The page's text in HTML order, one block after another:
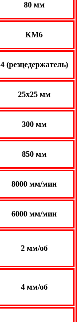
80 мм
КМ6
4 (резцедержатель)
25х25 мм
300 мм
850 мм
8000 мм/мин
6000 мм/мин
2 мм/об
4 мм/об